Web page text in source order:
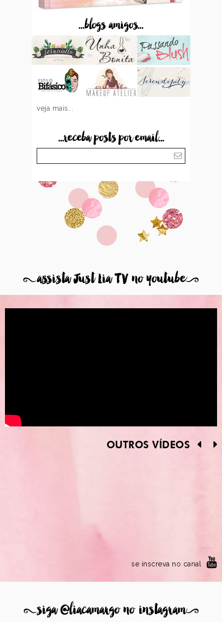
...blogs amigos...
veja mais...
...receba posts por email...
8assista Just Lia TV no youtube9
OUTROS VÍDEOS
se inscreva no canal
8siga @liacamargo no instagram9